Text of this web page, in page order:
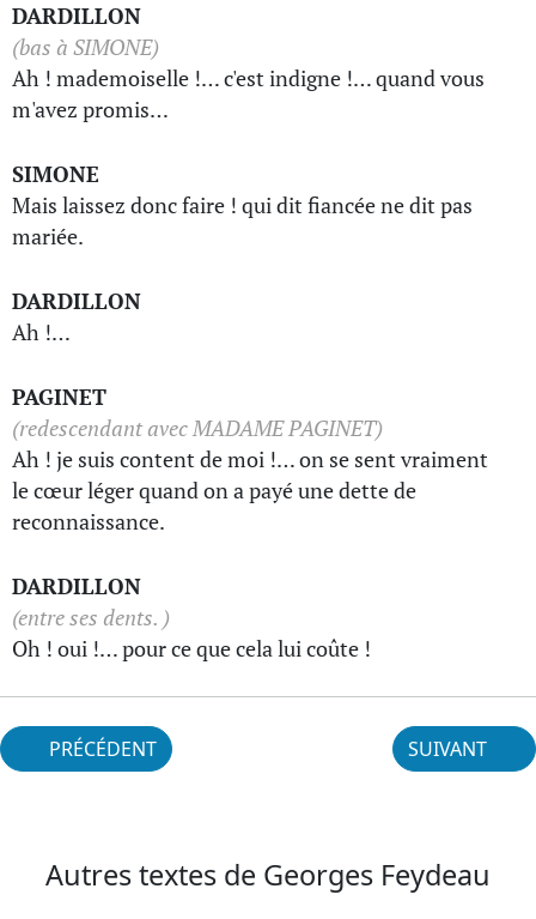
DARDILLON
(bas à SIMONE)
Ah ! mademoiselle !… c'est indigne !… quand vous
m'avez promis…
SIMONE
Mais laissez donc faire ! qui dit fiancée ne dit pas
mariée.
DARDILLON
Ah !…
PAGINET
(redescendant avec MADAME PAGINET)
Ah ! je suis content de moi !… on se sent vraiment
le cœur léger quand on a payé une dette de
reconnaissance.
DARDILLON
(entre ses dents. )
Oh ! oui !… pour ce que cela lui coûte !
PRÉCÉDENT SUIVANT
Autres textes de Georges Feydeau